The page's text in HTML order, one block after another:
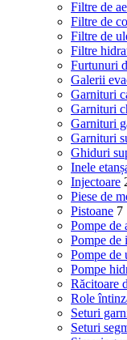
Filtre de
Filtre de
Filtre de
Filtre
Furtunuri
Galerii
Garnituri
Garnituri
Garnituri
Garnituri
Ghiduri
Inele
Injectoare
Piese de
Pistoane 7
Pompe de
Pompe de
Pompe de
Pompe
Răcitoare
Role
Seturi
Seturi